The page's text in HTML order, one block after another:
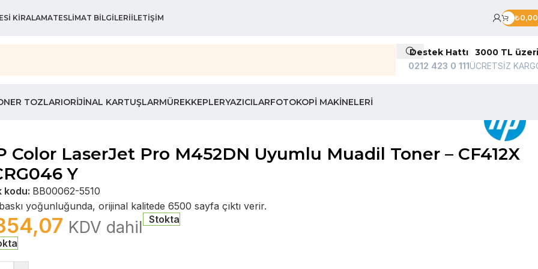
KIRALAMATESLIMAT BILGILERIİLETIŞIM ₺0,00
Destek Hattı
0212 423 0 111
3000 TL üzeri
ÜCRETSİZ
TOZLARIORIJINAL KARTUŞLARMÜREKKEPLERYAZICILARFOTOKOPI MAKINELERI
Color LaserJet Pro M452DN Uyumlu Muadil Toner – CF412X
Y
kodu: BB00062-5510
yoğunluğunda, orijinal kalitede 6500 sayfa çıktı verir.
KDV dahil Stokta